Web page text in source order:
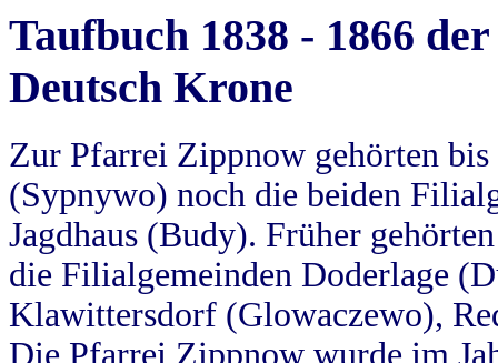
Taufbuch 1838 - 1866
Deutsch Krone
Zur Pfarrei Zippnow gehörten
(Sypnywo) noch die beiden
Jagdhaus (Budy). Früher
die Filialgemeinden Doderlage
Klawittersdorf (Glowaczewo),
Die Pfarrei Zippnow wurde im